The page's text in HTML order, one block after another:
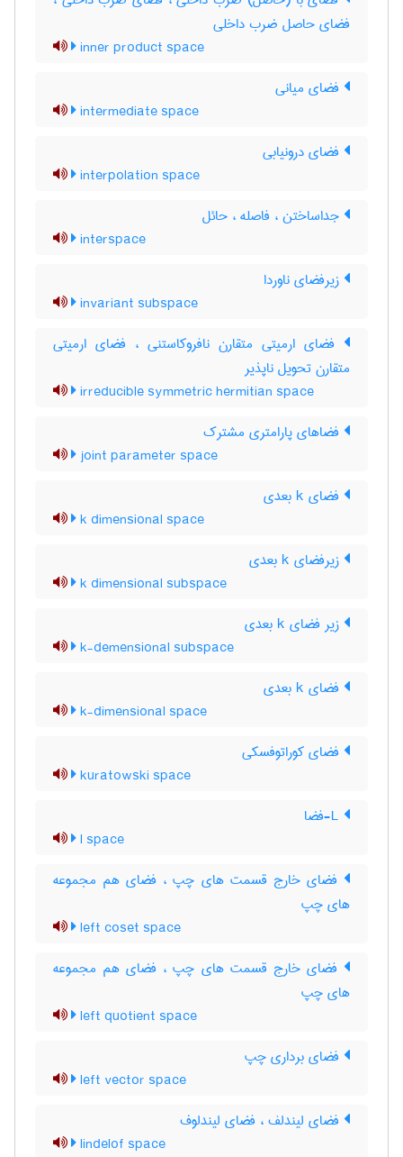
فضای حاصل ضرب داخلی
inner product space
فضای میانی
intermediate space
فضای درونیابی
interpolation space
جداساختن ، فاصله ، حائل
interspace
زیرفضای ناوردا
invariant subspace
فضای ارمیتی متقارن نافروکاستنی ، فضای ارمیتی
متقارن تحویل ناپذیر
irreducible symmetric hermitian space
فضاهای پارامتری مشترک
joint parameter space
فضای k بعدی
k dimensional space
زیرفضای k بعدی
k dimensional subspace
زیر فضای k بعدی
k-demensional subspace
فضای k بعدی
k-dimensional space
فضای کوراتوفسکی
kuratowski space
l space
فضای خارج قسمت های چپ ، فضای هم مجموعه
های چپ
left coset space
فضای خارج قسمت های چپ ، فضای هم مجموعه
های چپ
left quotient space
فضای برداری چپ
left vector space
فضای لیندلف ، فضای لیندلوف
lindelof space